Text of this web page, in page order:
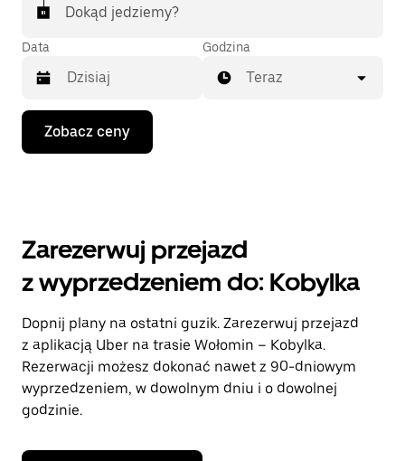
Dokąd jedziemy?
Data
Naciśnij
klawisz
strzałki
i wybrać
Naciśnij
klawisz
„Escape”,
aby
zamknąć
kalendarz.
Godzina
Teraz
Zobacz ceny
Zarezerwuj przejazd
z wyprzedzeniem do: Kobylka
Dopnij plany na ostatni guzik. Zarezerwuj przejazd
z aplikacją Uber na trasie Wołomin – Kobylka.
Rezerwacji możesz dokonać nawet z 90-dniowym
wyprzedzeniem, w dowolnym dniu i o dowolnej
godzinie.